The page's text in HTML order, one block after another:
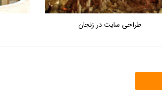
طراحی سایت در زنجان